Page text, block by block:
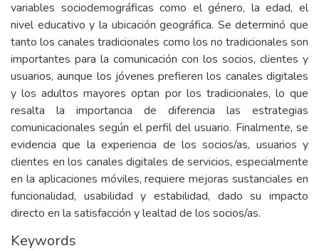
variables sociodemográficas como el género, la edad, el
nivel educativo y la ubicación geográfica. Se determinó que
tanto los canales tradicionales como los no tradicionales son
importantes para la comunicación con los socios, clientes y
usuarios, aunque los jóvenes prefieren los canales digitales
y los adultos mayores optan por los tradicionales, lo que
resalta la importancia de diferencia las estrategias
comunicacionales según el perfil del usuario. Finalmente, se
evidencia que la experiencia de los socios/as, usuarios y
clientes en los canales digitales de servicios, especialmente
en la aplicaciones móviles, requiere mejoras sustanciales en
funcionalidad, usabilidad y estabilidad, dado su impacto
directo en la satisfacción y lealtad de los socios/as.
Keywords